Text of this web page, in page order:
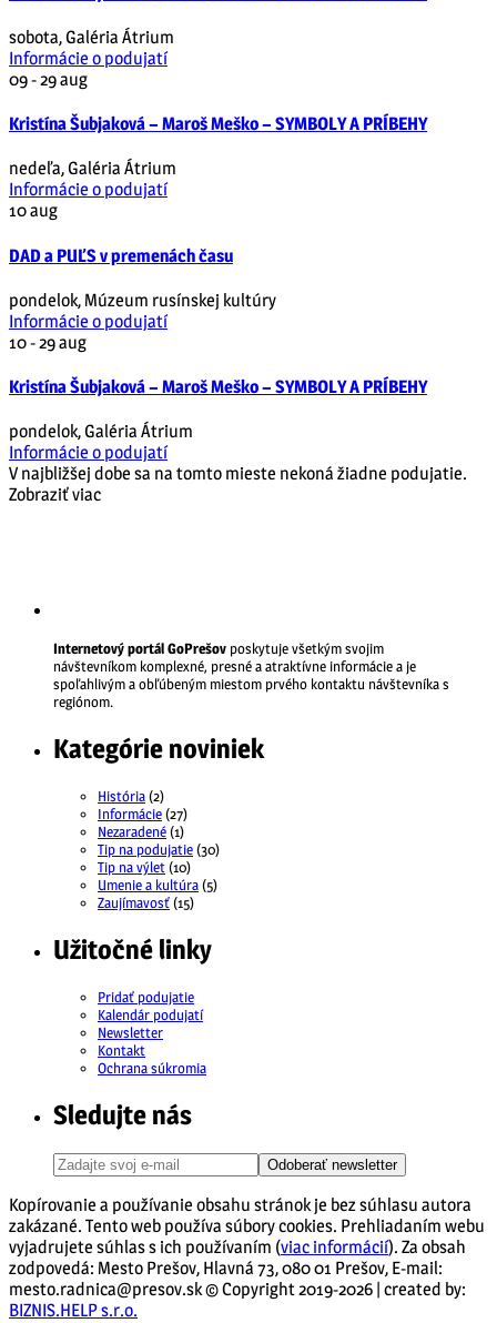
sobota,Galéria Átrium
Informácie o podujatí
09 - 29aug
Kristína Šubjaková – Maroš Meško – SYMBOLY A PRÍBEHY
nedeľa,Galéria Átrium
Informácie o podujatí
10aug
DAD a PUĽS v premenách času
pondelok, Múzeum rusínskej kultúry
Informácie o podujatí
10 - 29aug
Kristína Šubjaková – Maroš Meško – SYMBOLY A PRÍBEHY
pondelok,Galéria Átrium
Informácie o podujatí
V najbližšej dobe sa na tomto mieste nekoná žiadne podujatie.
Zobraziť viac
Internetový portál GoPrešov poskytuje všetkým svojim
návštevníkom komplexné, presné a atraktívne informácie a je
spoľahlivým a obľúbeným miestom prvého kontaktu návštevníka s
regiónom.
Kategórie noviniek
História(2)
Informácie(27)
Nezaradené(1)
Tip na podujatie(30)
Tip na výlet(10)
Umenie a kultúra(5)
Zaujímavosť(15)
Užitočné linky
Pridať podujatie
Kalendár podujatí
Newsletter
Kontakt
Ochrana súkromia
Sledujte nás
Odoberať newsletter
Kopírovanie a používanie obsahu stránok je bez súhlasu autora
zakázané. Tento web používa súbory cookies. Prehliadaním webu
vyjadrujete súhlas s ich používaním (viac informácií). Za obsah
zodpovedá: Mesto Prešov, Hlavná 73, 080 01 Prešov, E-mail:
mesto.radnica@presov.sk © Copyright 2019-2026 | created by:
BIZNIS.HELP s.r.o.